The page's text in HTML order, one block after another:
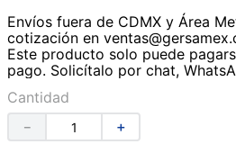
Envíos fuera de CDMX y Área
cotización en
Este producto solo puede
pago. Solicítalo por chat,
Cantidad
＋
－